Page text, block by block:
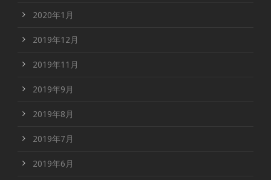
2020年1月
2019年12月
2019年11月
2019年9月
2019年8月
2019年7月
2019年6月